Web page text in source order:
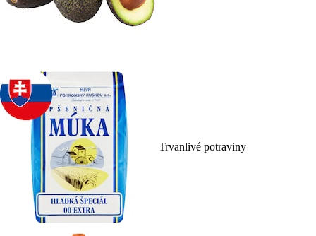
Trvanlivé potraviny